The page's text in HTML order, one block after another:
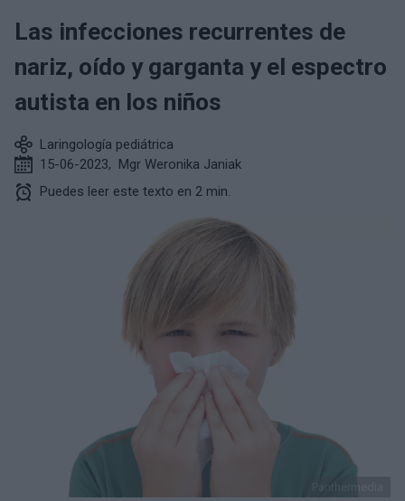
Las infecciones recurrentes de
nariz, oído y garganta y el espectro
autista en los niños
Laringología pediátrica
15-06-2023, Mgr Weronika Janiak
Puedes leer este texto en 2 min.
Panthermedia